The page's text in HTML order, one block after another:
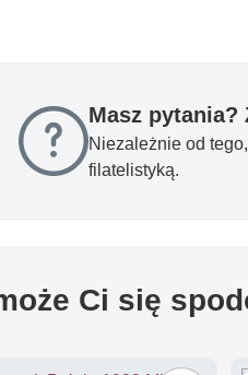
Masz
Niezależnie od
filatelistyką.
Ci się